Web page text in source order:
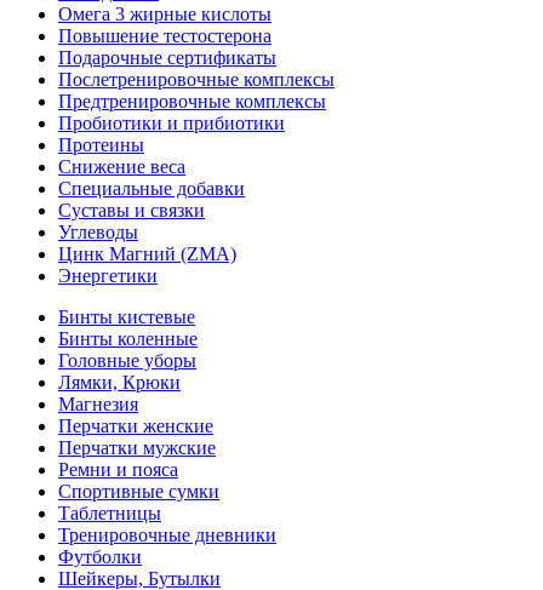
Омега 3 жирные кислоты
Повышение тестостерона
Подарочные сертификаты
Послетренировочные комплексы
Предтренировочные комплексы
Пробиотики и прибиотики
Протеины
Снижение веса
Специальные добавки
Суставы и связки
Углеводы
Цинк Магний (ZMA)
Энергетики
Бинты кистевые
Бинты коленные
Головные уборы
Лямки, Крюки
Магнезия
Перчатки женские
Перчатки мужские
Ремни и пояса
Спортивные сумки
Таблетницы
Тренировочные дневники
Футболки
Шейкеры, Бутылки